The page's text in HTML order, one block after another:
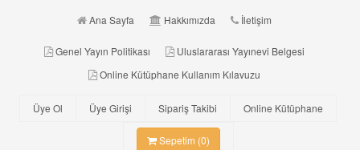
Ana Sayfa Hakkımızda İletişim
Genel Yayın Politikası
Uluslararası Yayınevi Belgesi
Online Kütüphane Kullanım Kılavuzu
Üye Ol Üye Girişi Sipariş Takibi Online Kütüphane
Sepetim (0)